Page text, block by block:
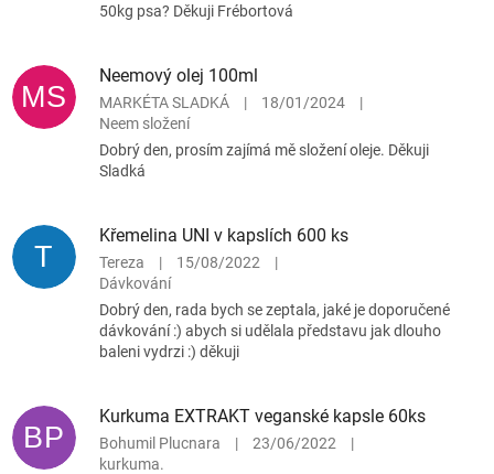
50kg psa? Děkuji Frébortová
MS
Neemový olej 100ml
MARKÉTA SLADKÁ | 18/01/2024
|
Neem složení
Dobrý den, prosím zajímá mě složení oleje. Děkuji
Sladká
T
Křemelina UNI v kapslích 600 ks
Tereza | 15/08/2022
|
Dávkování
Dobrý den, rada bych se zeptala, jaké je doporučené
dávkování :) abych si udělala představu jak dlouho
baleni vydrzi :) děkuji
BP
Kurkuma EXTRAKT veganské kapsle 60ks
Bohumil Plucnara | 23/06/2022
|
kurkuma.